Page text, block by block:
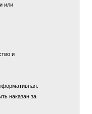
или
и
наказан за